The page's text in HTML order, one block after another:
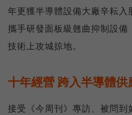
年更獲半導體設備大廠辛耘入
攜手研發面板級翹曲抑制設備
技術上攻城掠地。
十年經營 跨入半導體供
接受《今周刊》專訪、被問到